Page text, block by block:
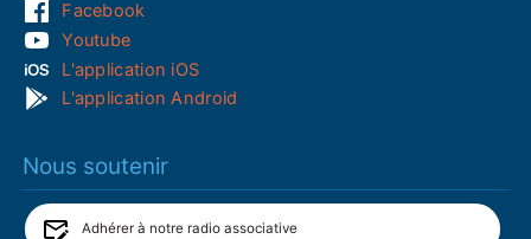
Facebook
Youtube
L'application iOS
L'application Android
Nous soutenir
Adhérer à notre radio associative